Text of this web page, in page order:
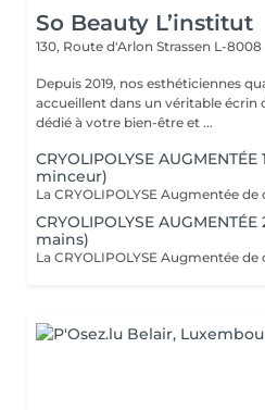
So Beauty L’institut
130, Route d'Arlon Strassen L-8008
Depuis 2019, nos esthéticiennes
accueillent dans un véritable
dédié à votre bien-être et ...
CRYOLIPOLYSE
minceur)
CRYOLIPOLYSE
mains)